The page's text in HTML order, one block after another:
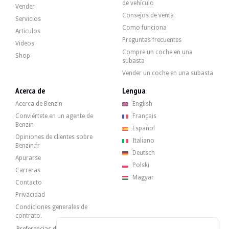
El interior está en buen estado. La tapicería de símil y tela no presenta
El motor de 4 cilindros de 2.5 litros desarrollaba 163 cv en su salida de
- junta de la tapa de válvulas
El coche tiene sus 4 llantas originales en buen estado. El coche frena
El vendedor es un profesional ubicado en Polonia, en Varsovia, y acepta
Vender
Servicios
Articulos
Videos
Shop
de vehículo
Consejos de venta
Como funciona
Preguntas frecuentes
Compre un coche en una
subasta
Vender un coche en una subasta
Acerca de
Acerca de Benzin
Conviértete en un agente de
Benzin
Opiniones de clientes sobre
Benzin.fr
Apurarse
Carreras
Contacto
Privacidad
Condiciones generales de
contrato.
Lengua
English
Français
Español
Italiano
Deutsch
Polski
Magyar